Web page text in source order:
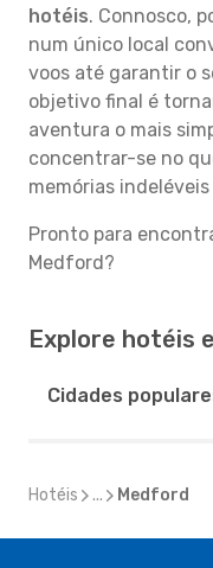
hotéis. Connosco,
num único local
voos até garantir o
objetivo final é
aventura o mais
concentrar-se no
memórias
Pronto para
Medford?
Explore hotéis
Cidades
Hotéis ... Medford